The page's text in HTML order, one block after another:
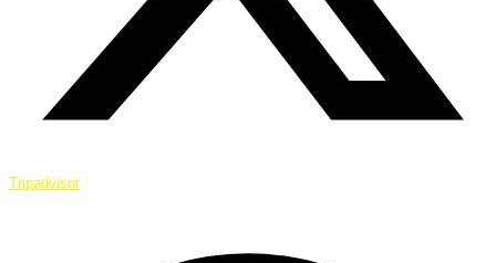
Tripadvisor